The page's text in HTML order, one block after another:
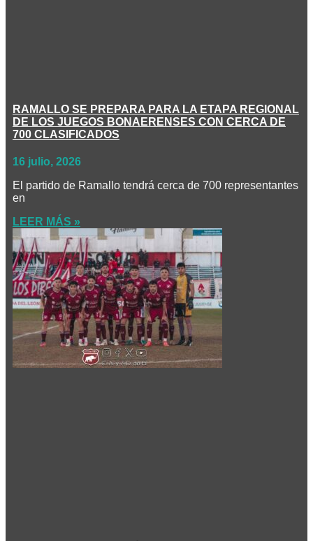
RAMALLO SE PREPARA PARA LA ETAPA REGIONAL
DE LOS JUEGOS BONAERENSES CON CERCA DE
700 CLASIFICADOS
16 julio, 2026
El partido de Ramallo tendrá cerca de 700 representantes
en
LEER MÁS »